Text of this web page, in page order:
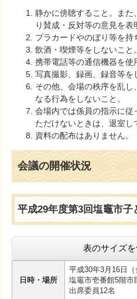
静かに傍聴すること。また
り賛成・反対等の意見を表
プラカードやのぼり等を持
飲酒・喫煙等をしないこと。
携帯電話等の通信機器を使
写真撮影、録画、録音等を
その他、会場の秩序を乱し
なる行為をしないこと。
会場内では係員の指示に
ただけないときは、退室し
資料の配布はありません。
会議の開催状況
平成29年度第3回塩竈市子
表のサイズ
日時・場所
平成30年3月16日
塩竈市壱番館5階市
出席委員12名